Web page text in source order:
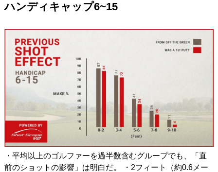
ハンディキャップ6~15
・平均以上のゴルファーを過半数含むグループでも、「直
前のショットの影響」は明白だ。 ・2フィート（約0.6メー